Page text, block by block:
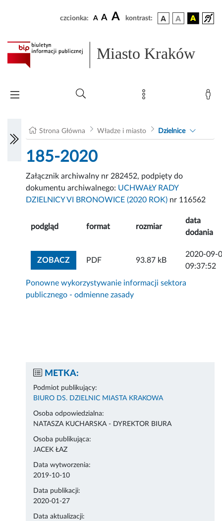
czcionka: A A A kontrast:
Miasto Kraków
Strona Główna Władze i miasto Dzielnice
185-2020
Załącznik archiwalny nr 282452, podpięty do
dokumentu archiwalnego: UCHWAŁY RADY
DZIELNICY VI BRONOWICE (2020 ROK) nr 116562
podgląd format rozmiar
data
dodania
ZOBACZZOBACZ ZAŁĄCZNIK
PDF 93.87 kB
2020-09-
09:37:52
Ponowne wykorzystywanie informacji sektora
publicznego - odmienne zasady
METKA:
Podmiot publikujący:
BIURO DS. DZIELNIC MIASTA KRAKOWA
Osoba odpowiedzialna:
NATASZA KUCHARSKA - DYREKTOR BIURA
Osoba publikująca:
JACEK ŁAZ
Data wytworzenia:
2019-10-10
Data publikacji:
2020-01-27
Data aktualizacji: